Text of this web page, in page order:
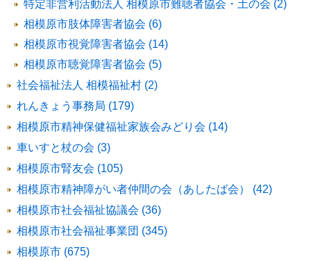
特定非営利活動法人 相模原市難聴者協会・土の会 (2)
相模原市肢体障害者協会 (6)
相模原市視覚障害者協会 (14)
相模原市聴覚障害者協会 (5)
社会福祉法人 相模福祉村 (2)
れんきょう事務局 (179)
相模原市精神保健福祉家族会みどり会 (14)
車いすと杖の会 (3)
相模原市腎友会 (105)
相模原市精神障がい者仲間の会（あしたば会） (42)
相模原市社会福祉協議会 (36)
相模原市社会福祉事業団 (345)
相模原市 (675)